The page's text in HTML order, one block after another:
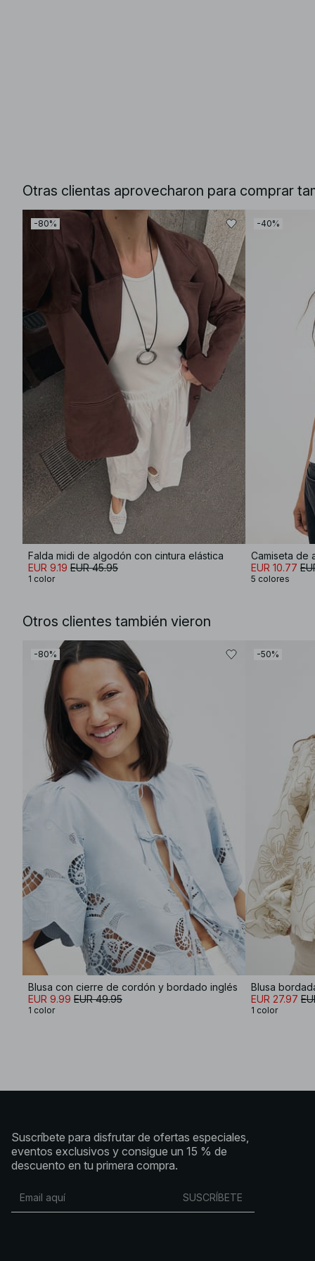
Otras clientas aprovecharon para comprar
-80%
Falda midi de algodón con cintura elástica
EUR 9.19 EUR 45.95
1 color
-40%
Camiseta de
EUR 10.77
5 colores
Otros clientes también vieron
-80%
Blusa con cierre de cordón y bordado inglés
EUR 9.99 EUR 49.95
1 color
-50%
Blusa
EUR 27.97
1 color
Suscríbete para disfrutar de ofertas especiales,
eventos exclusivos y consigue un 15 % de
descuento en tu primera compra.
SUSCRÍBETE